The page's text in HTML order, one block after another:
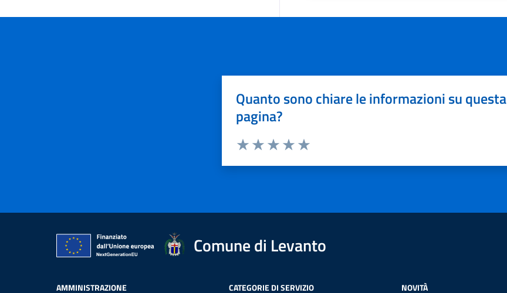
Quanto sono chiare le informazioni su questa
pagina?
Comune di Levanto
AMMINISTRAZIONE CATEGORIE DI SERVIZIO NOVITÀ